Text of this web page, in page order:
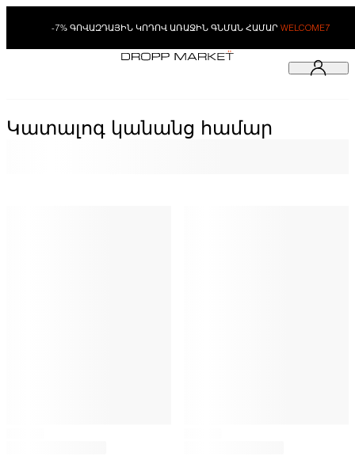
-7% ԳՈՎԱԶԴԱՅԻՆ ԿՈԴՈՎ ԱՌԱՋԻՆ ԳՆՄԱՆ ՀԱՄԱՐ WELCOME7
Կատալոգ կանանց համար